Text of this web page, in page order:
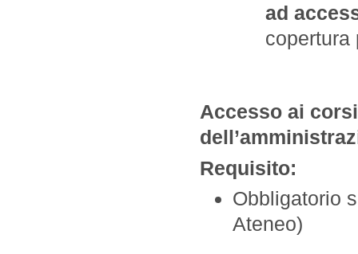
ad
copertura
Accesso ai
Requisito:
Obbligatorio
Ateneo)